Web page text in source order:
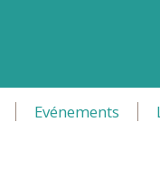
Evénements